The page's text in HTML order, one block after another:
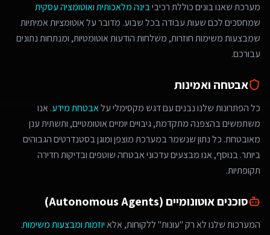
מערכת שאנו בונים כוללת רכיביבינה מלאכותיתואוטומציה עסקית
שמחסכים לכם שעות עבודה בכל שבוע. מדובר על אוטומציות אמיתיות
שמבצעות משימות חוזרות, משלחות הודעות אוטומטיות, ומנתחות נתונים
עבורכם.
אבטחה ואמינות
כל הפתרונות שלנו נבנים עם דגש מקסימלי עלאבטחת מידע. אנו
משתמשים בהצפנה מתקדמת, גיבויים יומיים אוטומטיים, ותשתית ענן
מאובטחת. כל נתון שנשמר במערכת מוצפן ומוגן בסטנדרטים הגבוהים
ביותר. בנוסף, אנו מבצעים עדכוני אבטחה שוטפים ובדיקות חדירה
תקופתיות.
סוכנים אוטונומיים (Autonomous Agents)
המערכות שלנו לא רק "עונות" ללקוחות, אלאיוזמות ומבצעות משימות.